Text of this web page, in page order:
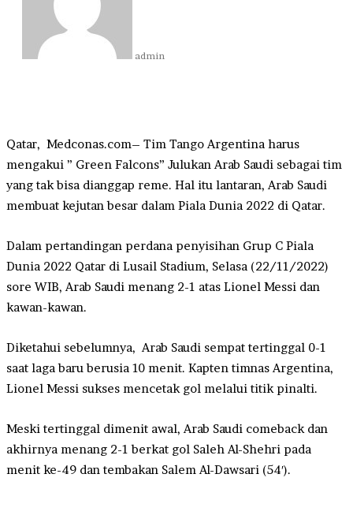
admin
Qatar, Medconas.com– Tim Tango Argentina harus
mengakui ” Green Falcons” Julukan Arab Saudi sebagai tim
yang tak bisa dianggap reme. Hal itu lantaran, Arab Saudi
membuat kejutan besar dalam Piala Dunia 2022 di Qatar.
Dalam pertandingan perdana penyisihan Grup C Piala
Dunia 2022 Qatar di Lusail Stadium, Selasa (22/11/2022)
sore WIB, Arab Saudi menang 2-1 atas Lionel Messi dan
kawan-kawan.
Diketahui sebelumnya, Arab Saudi sempat tertinggal 0-1
saat laga baru berusia 10 menit. Kapten timnas Argentina,
Lionel Messi sukses mencetak gol melalui titik pinalti.
Meski tertinggal dimenit awal, Arab Saudi comeback dan
akhirnya menang 2-1 berkat gol Saleh Al-Shehri pada
menit ke-49 dan tembakan Salem Al-Dawsari (54′).